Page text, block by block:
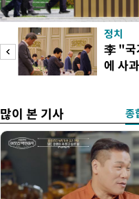
정치
李 "국
에 사
많이 본 기사 종